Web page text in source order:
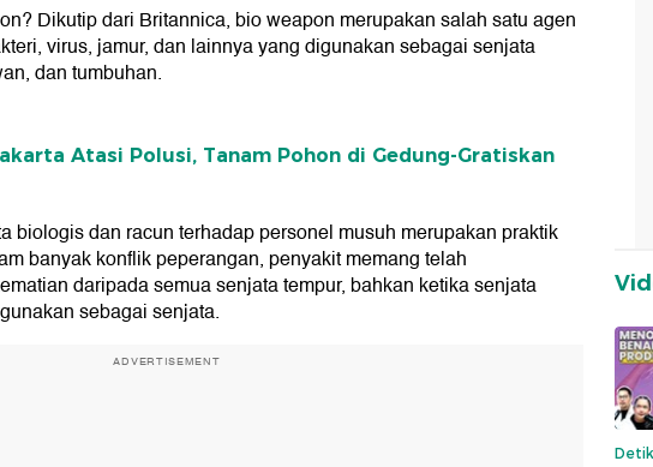
Dikutip dari Britannica, bio weapon merupakan salah satu agen
virus, jamur, dan lainnya yang digunakan sebagai senjata
dan tumbuhan.
Atasi Polusi, Tanam Pohon di Gedung-Gratiskan
biologis dan racun terhadap personel musuh merupakan praktik
banyak konflik peperangan, penyakit memang telah
daripada semua senjata tempur, bahkan ketika senjata
sebagai senjata.
ADVERTISEMENT